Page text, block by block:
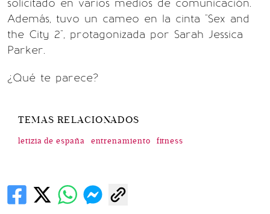
solicitado en varios medios de comunicación.
Además, tuvo un cameo en la cinta "Sex and
the City 2", protagonizada por Sarah Jessica
Parker.
¿Qué te parece?
TEMAS RELACIONADOS
letizia de españa entrenamiento fitness